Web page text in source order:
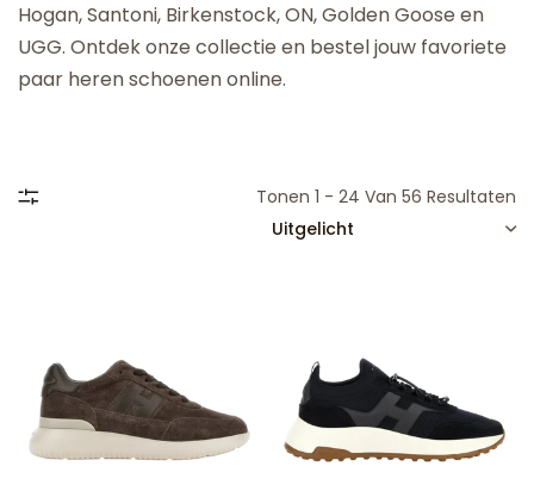
Hogan, Santoni, Birkenstock, ON, Golden Goose en
UGG. Ontdek onze collectie en bestel jouw favoriete
paar heren schoenen online.
Tonen 1 - 24 Van 56 Resultaten